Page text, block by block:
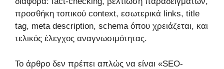
προσθήκη τοπικού context, εσωτερικά links, title
tag, meta description, schema όπου χρειάζεται, και
τελικός έλεγχος αναγνωσιμότητας.
Το άρθρο δεν πρέπει απλώς να είναι «SEO-